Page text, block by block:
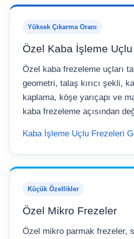
Yüksek Çıkarma Oranı
Özel Kaba İşleme
Özel kaba frezeleme uçları
geometri, talaş kırıcı şekli,
kaplama, köşe yarıçapı ve
kaba frezeleme açısından
Kaba İşleme Uçlu Frezeleri
Küçük Özellikler
Özel Mikro Frezeler
Özel mikro parmak frezeler,